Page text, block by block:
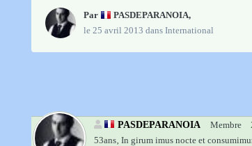
Par PASDEPARANOIA,
le 25 avril 2013 dans International
PASDEPARANOIA Membre
53ans‚ In girum imus nocte et